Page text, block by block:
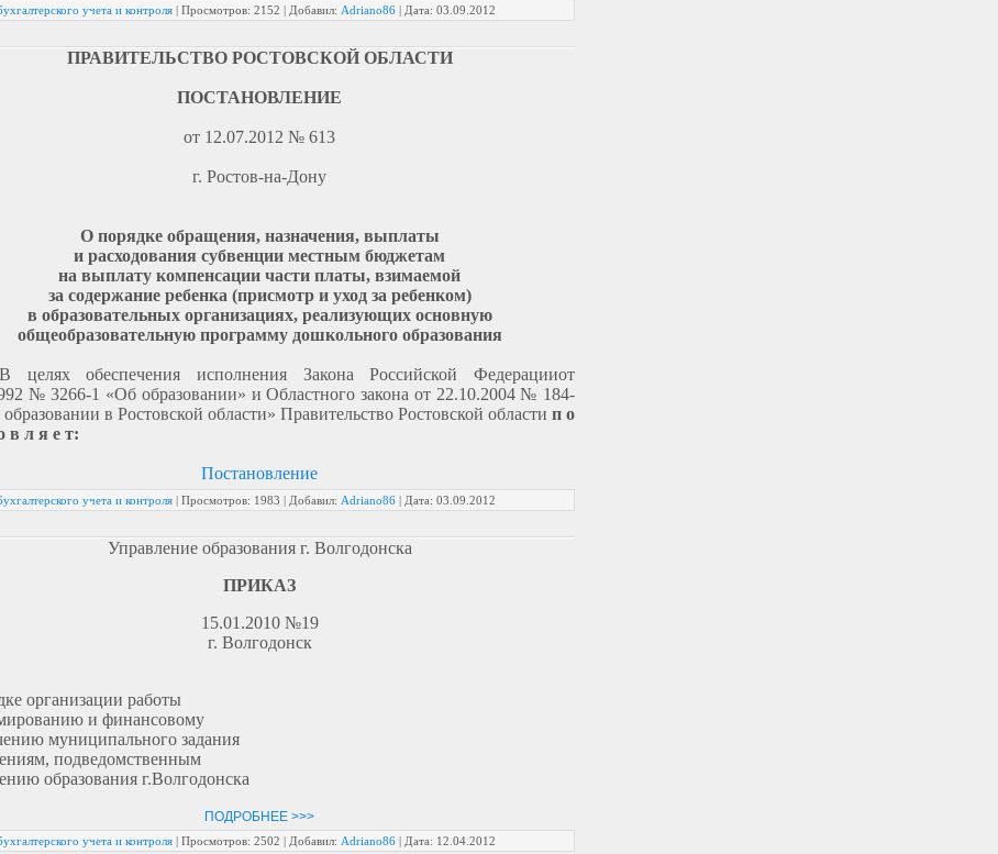
учета и контроля | Просмотров: 2152 | Добавил: Adriano86 | Дата: 03.09.2012
ПРАВИТЕЛЬСТВО РОСТОВСКОЙ ОБЛАСТИ
ПОСТАНОВЛЕНИЕ
от 12.07.2012 № 613
г. Ростов-на-Дону
О порядке обращения, назначения, выплаты
и расходования субвенции местным бюджетам
на выплату компенсации части платы, взимаемой
за содержание ребенка (присмотр и уход за ребенком)
в образовательных организациях, реализующих основную
общеобразовательную программу дошкольного образования
В целях обеспечения исполнения Закона Российской Федерацииот
№ 3266-1 «Об образовании» и Областного закона от 22.10.2004 № 184-
в Ростовской области» Правительство Ростовской области п о
в л я е т:
Постановление
учета и контроля | Просмотров: 1983 | Добавил: Adriano86 | Дата: 03.09.2012
Управление образования г. Волгодонска
ПРИКАЗ
15.01.2010 №19
г. Волгодонск
организации работы
и финансовому
муниципального задания
подведомственным
образования г.Волгодонска
ПОДРОБНЕЕ >>>
учета и контроля | Просмотров: 2502 | Добавил: Adriano86 | Дата: 12.04.2012